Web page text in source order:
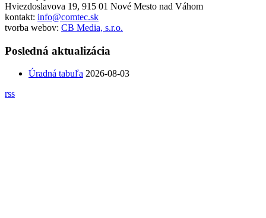
Hviezdoslavova 19, 915 01 Nové Mesto nad Váhom
kontakt: info@comtec.sk
tvorba webov: CB Media, s.r.o.
Posledná aktualizácia
Úradná tabuľa 2026-08-03
rss